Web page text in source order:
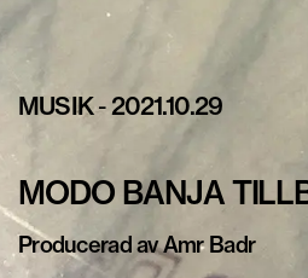
MUSIK-2021.10.29
MODO BANJA
Producerad av Amr Badr